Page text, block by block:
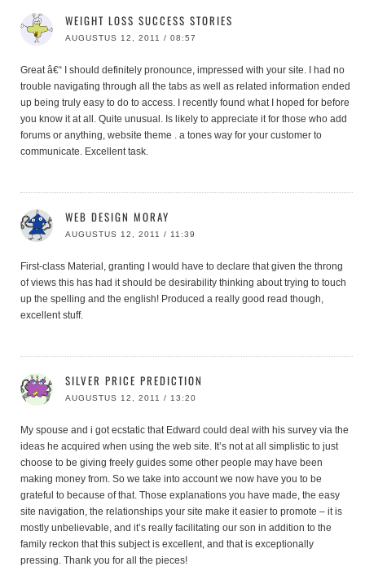
WEIGHT LOSS SUCCESS STORIES
AUGUSTUS 12, 2011 / 08:57
Great â€“ I should definitely pronounce, impressed with your site. I had no
trouble navigating through all the tabs as well as related information ended
up being truly easy to do to access. I recently found what I hoped for before
you know it at all. Quite unusual. Is likely to appreciate it for those who add
forums or anything, website theme . a tones way for your customer to
communicate. Excellent task.
WEB DESIGN MORAY
AUGUSTUS 12, 2011 / 11:39
First-class Material, granting I would have to declare that given the throng
of views this has had it should be desirability thinking about trying to touch
up the spelling and the english! Produced a really good read though,
excellent stuff.
SILVER PRICE PREDICTION
AUGUSTUS 12, 2011 / 13:20
My spouse and i got ecstatic that Edward could deal with his survey via the
ideas he acquired when using the web site. It’s not at all simplistic to just
choose to be giving freely guides some other people may have been
making money from. So we take into account we now have you to be
grateful to because of that. Those explanations you have made, the easy
site navigation, the relationships your site make it easier to promote – it is
mostly unbelievable, and it’s really facilitating our son in addition to the
family reckon that this subject is excellent, and that is exceptionally
pressing. Thank you for all the pieces!